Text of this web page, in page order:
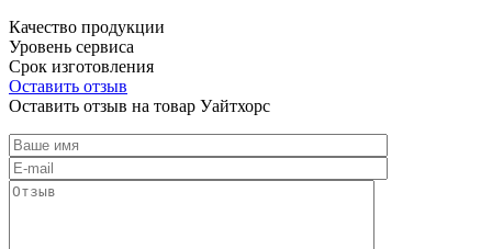
Качество продукции
Уровень сервиса
Срок изготовления
Оставить отзыв
Оставить отзыв на товар Уайтхорс